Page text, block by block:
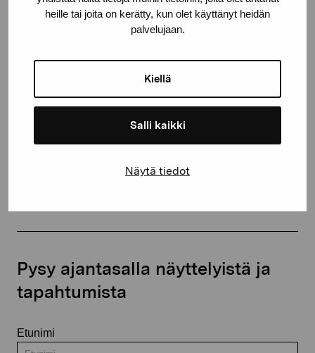
heille tai joita on kerätty, kun olet käyttänyt heidän
palvelujaan.
Kiellä
Salli kaikki
Näytä tiedot
Kustaa Vaasan katu 11
Pysy ajantasalla näyttelyistä ja
tapahtumista
Etunimi